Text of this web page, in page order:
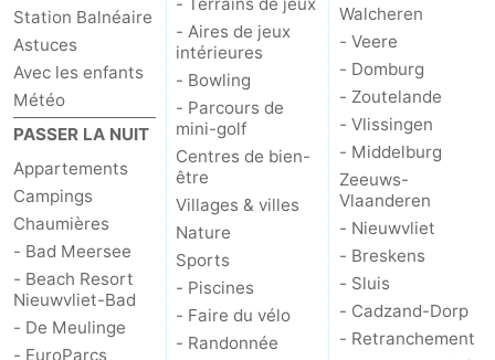
Station Balnéaire
Astuces
Avec les enfants
Météo
PASSER LA NUIT
Appartements
Campings
Chaumières
- Bad Meersee
- Beach Resort
Nieuwvliet-Bad
- De Meulinge
- EuroParcs
- Aires de jeux
intérieures
- Bowling
- Parcours de
mini-golf
Centres de bien-
être
Villages & villes
Nature
Sports
- Piscines
- Faire du vélo
- Randonnée
Walcheren
- Veere
- Domburg
- Zoutelande
- Vlissingen
- Middelburg
Zeeuws-
Vlaanderen
- Nieuwvliet
- Breskens
- Sluis
- Cadzand-Dorp
- Retranchement